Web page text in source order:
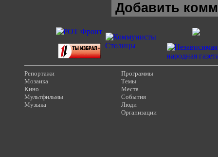
Добавить
Репортажи
Мозаика
Кино
Мультфильмы
Музыка
Программы
Темы
Места
События
Люди
Организации